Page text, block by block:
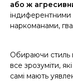
або ж
індиферентними
наркоманами,
Обираючи стиль
все зрозуміти,
самі мають